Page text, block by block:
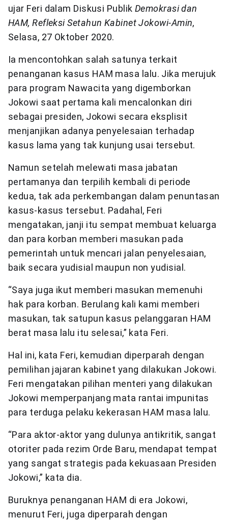
ujar Feri dalam Diskusi Publik Demokrasi dan
HAM, Refleksi Setahun Kabinet Jokowi-Amin,
Selasa, 27 Oktober 2020.
Ia mencontohkan salah satunya terkait
penanganan kasus HAM masa lalu. Jika merujuk
para program Nawacita yang digemborkan
Jokowi saat pertama kali mencalonkan diri
sebagai presiden, Jokowi secara eksplisit
menjanjikan adanya penyelesaian terhadap
kasus lama yang tak kunjung usai tersebut.
Namun setelah melewati masa jabatan
pertamanya dan terpilih kembali di periode
kedua, tak ada perkembangan dalam penuntasan
kasus-kasus tersebut. Padahal, Feri
mengatakan, janji itu sempat membuat keluarga
dan para korban memberi masukan pada
pemerintah untuk mencari jalan penyelesaian,
baik secara yudisial maupun non yudisial.
“Saya juga ikut memberi masukan memenuhi
hak para korban. Berulang kali kami memberi
masukan, tak satupun kasus pelanggaran HAM
berat masa lalu itu selesai,” kata Feri.
Hal ini, kata Feri, kemudian diperparah dengan
pemilihan jajaran kabinet yang dilakukan Jokowi.
Feri mengatakan pilihan menteri yang dilakukan
Jokowi memperpanjang mata rantai impunitas
para terduga pelaku kekerasan HAM masa lalu.
“Para aktor-aktor yang dulunya antikritik, sangat
otoriter pada rezim Orde Baru, mendapat tempat
yang sangat strategis pada kekuasaan Presiden
Jokowi,” kata dia.
Buruknya penanganan HAM di era Jokowi,
menurut Feri, juga diperparah dengan